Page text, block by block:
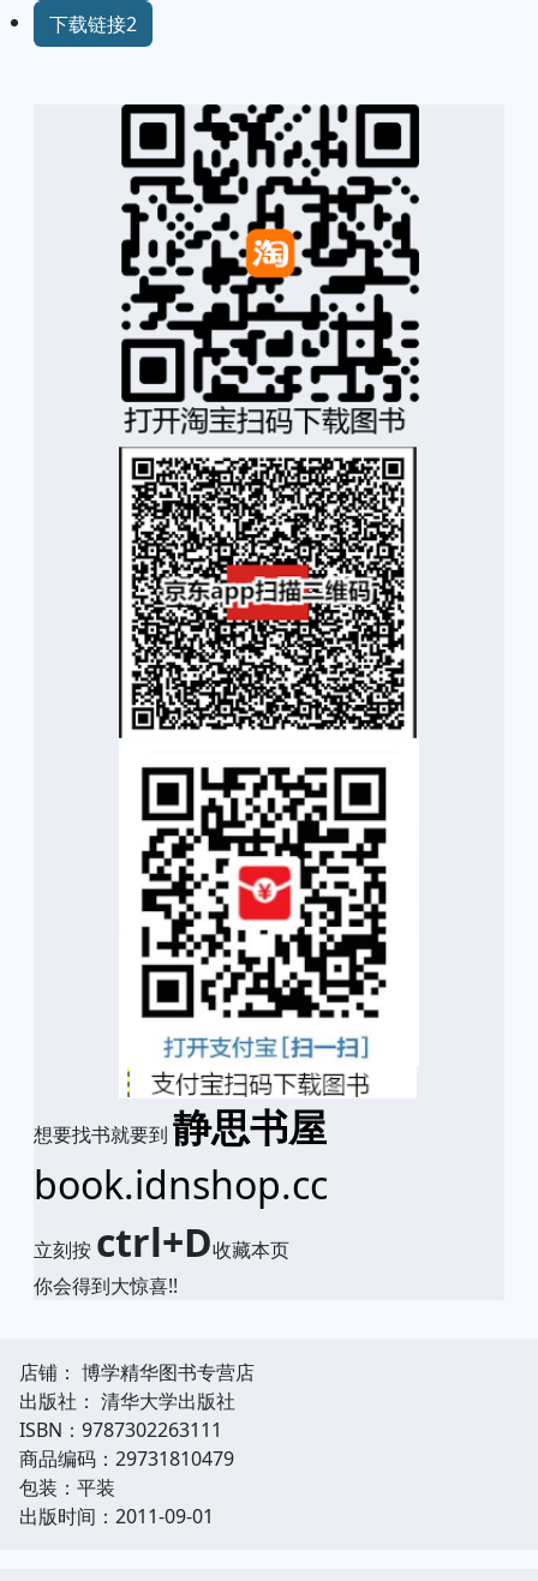
下载链接2
想要找书就要到 静思书屋
book.idnshop.cc
立刻按 ctrl+D收藏本页
你会得到大惊喜!!
店铺： 博学精华图书专营店
出版社： 清华大学出版社
ISBN：9787302263111
商品编码：29731810479
包装：平装
出版时间：2011-09-01